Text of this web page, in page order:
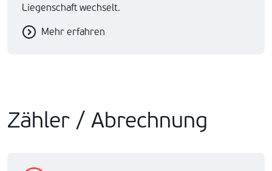
Liegenschaft wechselt.
Mehr erfahren
Zähler / Abrechnung